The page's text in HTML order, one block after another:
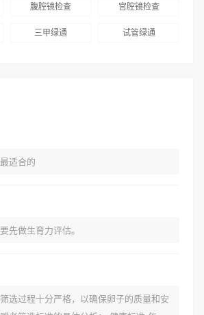
腹腔镜检查 宫腔镜检查
三甲绿通 试管绿通
适合的
先做生育力评估。
选过程十分严格，以确保卵子的质量和安